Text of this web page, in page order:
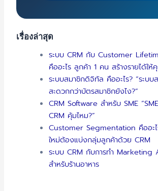
เรื่องล่าสุด
ระบบ CRM กับ Customer
คืออะไร ลูกค้า 1 คน สร้างรายได้ให้
ระบบสมาชิกดิจิทัล คืออะไร? “ระบบ
สะดวกกว่าบัตรสมาชิกยังไง?”
CRM Software สำหรับ SME
CRM คุ้มไหม?”
Customer Segmentation คืออะ
ใหม่ต้องแบ่งกลุ่มลูกค้าด้วย CRM
ระบบ CRM กับการทำ Marketing
สำหรับร้านอาหาร